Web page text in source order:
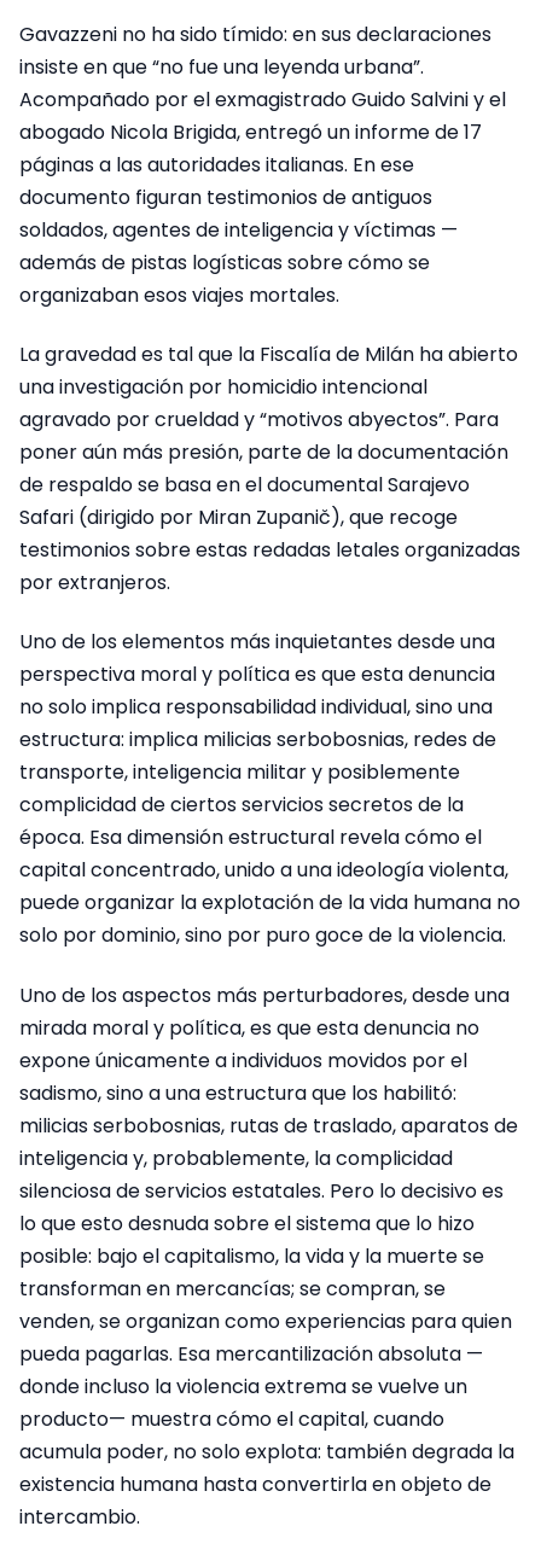
Gavazzeni no ha sido tímido: en sus declaraciones
insiste en que “no fue una leyenda urbana”.
Acompañado por el exmagistrado Guido Salvini y el
abogado Nicola Brigida, entregó un informe de 17
páginas a las autoridades italianas. En ese
documento figuran testimonios de antiguos
soldados, agentes de inteligencia y víctimas —
además de pistas logísticas sobre cómo se
organizaban esos viajes mortales.
La gravedad es tal que la Fiscalía de Milán ha abierto
una investigación por homicidio intencional
agravado por crueldad y “motivos abyectos”. Para
poner aún más presión, parte de la documentación
de respaldo se basa en el documental Sarajevo
Safari (dirigido por Miran Zupanič), que recoge
testimonios sobre estas redadas letales organizadas
por extranjeros.
Uno de los elementos más inquietantes desde una
perspectiva moral y política es que esta denuncia
no solo implica responsabilidad individual, sino una
estructura: implica milicias serbobosnias, redes de
transporte, inteligencia militar y posiblemente
complicidad de ciertos servicios secretos de la
época. Esa dimensión estructural revela cómo el
capital concentrado, unido a una ideología violenta,
puede organizar la explotación de la vida humana no
solo por dominio, sino por puro goce de la violencia.
Uno de los aspectos más perturbadores, desde una
mirada moral y política, es que esta denuncia no
expone únicamente a individuos movidos por el
sadismo, sino a una estructura que los habilitó:
milicias serbobosnias, rutas de traslado, aparatos de
inteligencia y, probablemente, la complicidad
silenciosa de servicios estatales. Pero lo decisivo es
lo que esto desnuda sobre el sistema que lo hizo
posible: bajo el capitalismo, la vida y la muerte se
transforman en mercancías; se compran, se
venden, se organizan como experiencias para quien
pueda pagarlas. Esa mercantilización absoluta —
donde incluso la violencia extrema se vuelve un
producto— muestra cómo el capital, cuando
acumula poder, no solo explota: también degrada la
existencia humana hasta convertirla en objeto de
intercambio.